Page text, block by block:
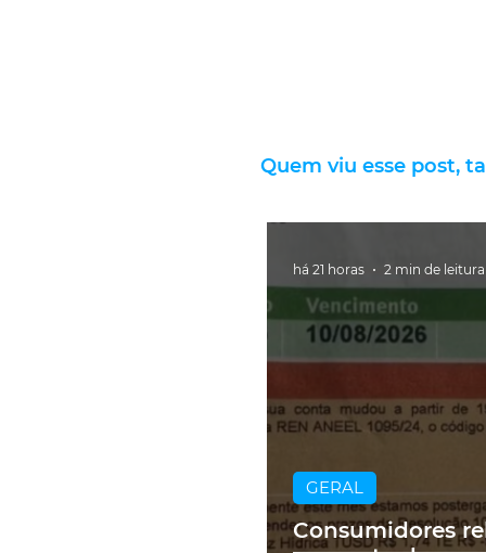
Quem viu esse post,
Consumidores
GERAL
há 21 horas 2 min de leitura